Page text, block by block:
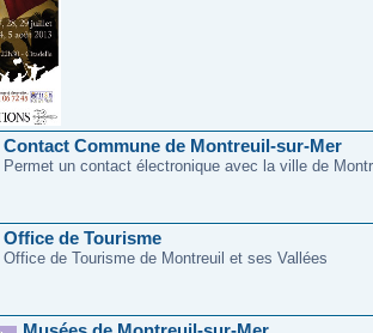
Contact Commune de Montreuil-sur-Mer
Permet un contact électronique avec la ville de
Office de Tourisme
Office de Tourisme de Montreuil et ses Vallées